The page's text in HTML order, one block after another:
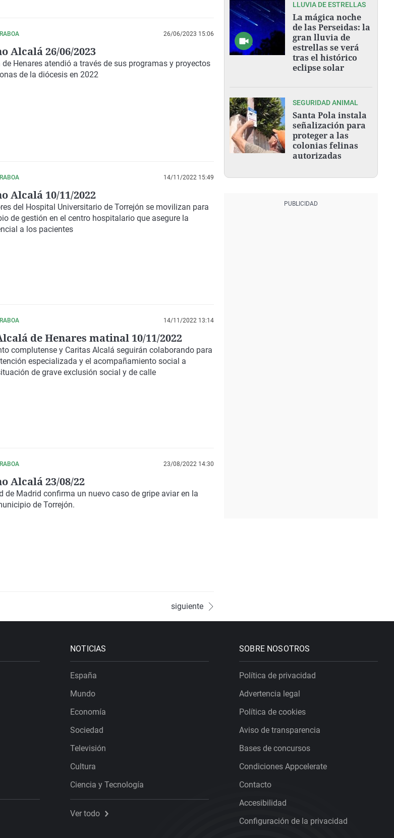
26/06/2023 15:06
Alcalá 26/06/2023
Henares atendió a través de sus programas y proyectos
de la diócesis en 2022
14/11/2022 15:49
Alcalá 10/11/2022
del Hospital Universitario de Torrejón se movilizan para
de gestión en el centro hospitalario que asegure la
a los pacientes
14/11/2022 13:14
de Henares matinal 10/11/2022
complutense y Caritas Alcalá seguirán colaborando para
especializada y el acompañamiento social a
de grave exclusión social y de calle
23/08/2022 14:30
Alcalá 23/08/22
de Madrid confirma un nuevo caso de gripe aviar en la
de Torrejón.
siguiente
LLUVIA DE ESTRELLAS
La mágica noche
de las Perseidas: la
gran lluvia de
estrellas se verá
tras el histórico
eclipse solar
SEGURIDAD ANIMAL
Santa Pola instala
señalización para
proteger a las
colonias felinas
autorizadas
NOTICIAS
España
Mundo
Economía
Sociedad
Televisión
Cultura
Ciencia y Tecnología
Ver todo
SOBRE NOSOTROS
Política de privacidad
Advertencia legal
Política de cookies
Aviso de transparencia
Bases de concursos
Condiciones Appcelerate
Contacto
Accesibilidad
Configuración de la privacidad